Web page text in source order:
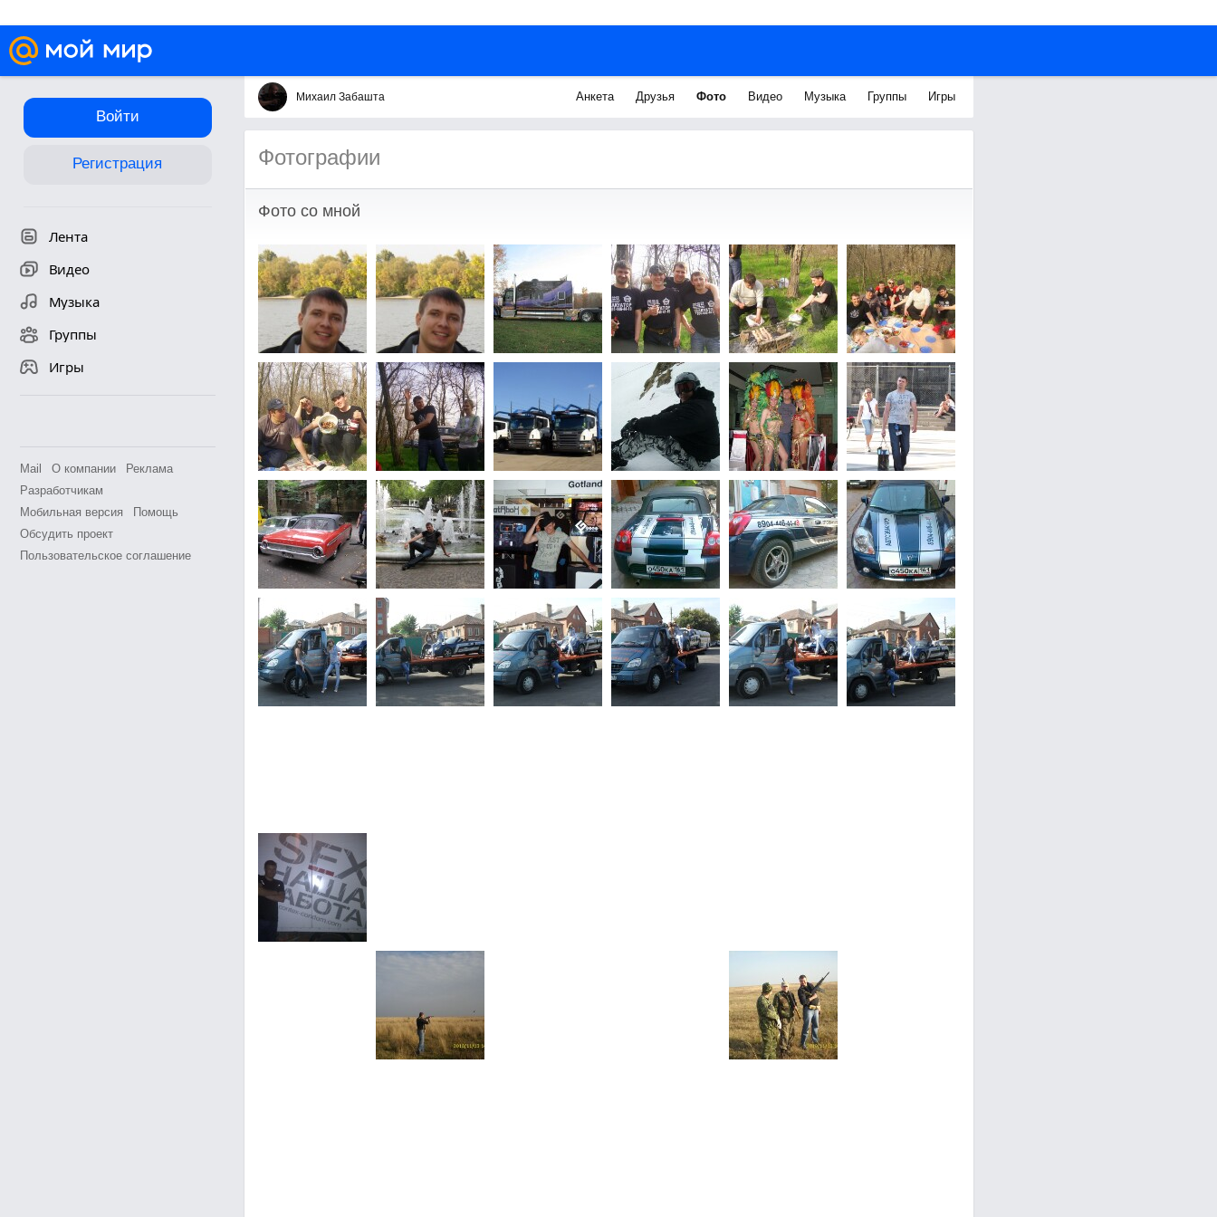
Войти
Регистрация
Лента
Видео
Музыка
Группы
Игры
Mail О компании
Реклама
Разработчикам
Мобильная версия
Помощь
Обсудить проект
Пользовательское соглашение
Михаил Забашта Анкета Друзья Фото Видео Музыка Группы Игры
Фотографии
Фото со мной